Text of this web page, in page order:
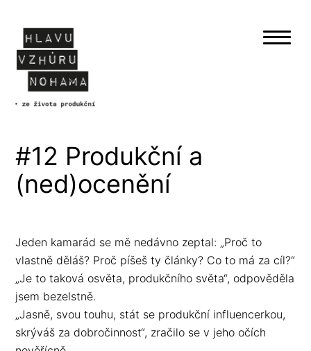
#12 Produkční a
(ned)ocenění
Jeden kamarád se mě nedávno zeptal: „Proč to
vlastně děláš? Proč píšeš ty články? Co to má za cíl?“
„Je to taková osvěta, produkčního světa“, odpověděla
jsem bezelstně.
„Jasně, svou touhu, stát se produkční influencerkou,
skrýváš za dobročinnost“, zračilo se v jeho očích